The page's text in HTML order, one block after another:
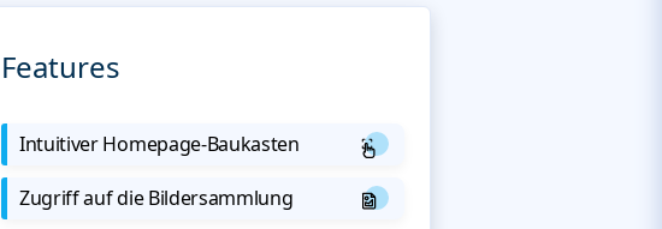
Features
Intuitiver Homepage-Baukasten
Zugriff auf die Bildersammlung